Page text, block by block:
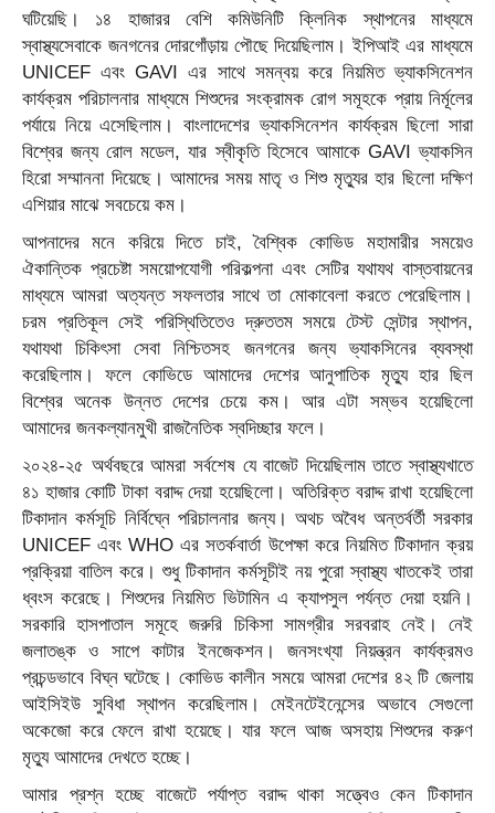
ঘটিয়েছি। ১৪ হাজারর বেশি কমিউনিটি ক্লিনিক স্থাপনের মাধ্যমে
স্বাস্থ্যসেবাকে জনগনের দোরগোঁড়ায় পৌছে দিয়েছিলাম। ইপিআই এর মাধ্যমে
UNICEF এবং GAVI এর সাথে সমন্বয় করে নিয়মিত ভ্যাকসিনেশন
কার্যক্রম পরিচালনার মাধ্যমে শিশুদের সংক্রামক রোগ সমূহকে প্রায় নির্মূলের
পর্যায়ে নিয়ে এসেছিলাম। বাংলাদেশের ভ্যাকসিনেশন কার্যক্রম ছিলো সারা
বিশ্বের জন্য রোল মডেল, যার স্বীকৃতি হিসেবে আমাকে GAVI ভ্যাকসিন
হিরো সম্মাননা দিয়েছে। আমাদের সময় মাতৃ ও শিশু মৃত্যুর হার ছিলো দক্ষিণ
এশিয়ার মাঝে সবচেয়ে কম।
আপনাদের মনে করিয়ে দিতে চাই, বৈশ্বিক কোভিড মহামারীর সময়েও
ঐকান্তিক প্রচেষ্টা সময়োপযোগী পরিকল্পনা এবং সেটির যথাযথ বাস্তবায়নের
মাধ্যমে আমরা অত্যন্ত সফলতার সাথে তা মোকাবেলা করতে পেরেছিলাম।
চরম প্রতিকূল সেই পরিস্থিতিতেও দ্রুততম সময়ে টেস্ট সেন্টার স্থাপন,
যথাযথা চিকিৎসা সেবা নিশ্চিতসহ জনগনের জন্য ভ্যাকসিনের ব্যবস্থা
করেছিলাম। ফলে কোভিডে আমাদের দেশের আনুপাতিক মৃত্যু হার ছিল
বিশ্বের অনেক উন্নত দেশের চেয়ে কম। আর এটা সম্ভব হয়েছিলো
আমাদের জনকল্যানমুখী রাজনৈতিক স্বদিচ্ছার ফলে।
২০২৪-২৫ অর্থবছরে আমরা সর্বশেষ যে বাজেট দিয়েছিলাম তাতে স্বাস্থ্যখাতে
৪১ হাজার কোটি টাকা বরাদ্দ দেয়া হয়েছিলো। অতিরিক্ত বরাদ্দ রাখা হয়েছিলো
টিকাদান কর্মসূচি নির্বিঘ্নে পরিচালনার জন্য। অথচ অবৈধ অন্তর্বর্তী সরকার
UNICEF এবং WHO এর সতর্কবার্তা উপেক্ষা করে নিয়মিত টিকাদান ক্রয়
প্রক্রিয়া বাতিল করে। শুধু টিকাদান কর্মসূচীই নয় পুরো স্বাস্থ্য খাতকেই তারা
ধ্বংস করেছে। শিশুদের নিয়মিত ভিটামিন এ ক্যাপসুল পর্যন্ত দেয়া হয়নি।
সরকারি হাসপাতাল সমূহে জরুরি চিকিসা সামগ্রীর সরবরাহ নেই। নেই
জলাতঙ্ক ও সাপে কাটার ইনজেকশন। জনসংখ্যা নিয়ন্ত্রন কার্যক্রমও
প্রচন্ডভাবে বিঘ্ন ঘটেছে। কোভিড কালীন সময়ে আমরা দেশের ৪২ টি জেলায়
আইসিইউ সুবিধা স্থাপন করেছিলাম। মেইনটেইনেন্সের অভাবে সেগুলো
অকেজো করে ফেলে রাখা হয়েছে। যার ফলে আজ অসহায় শিশুদের করুণ
মৃত্যু আমাদের দেখতে হচ্ছে।
আমার প্রশ্ন হচ্ছে বাজেটে পর্যাপ্ত বরাদ্দ থাকা সত্ত্বেও কেন টিকাদান